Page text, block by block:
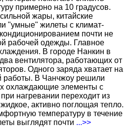
примерно на 10 градусов.
жары, китайские
"умные" жилеты с климат-
почти не
рабочей одежды. Главное
В городе Нанкин в
вентилятора, работающих от
Одного заряда хватает на
работы. В Чанчжоу решили
охлаждающие элементы с
нагревании переходит из
активно поглощая тепло.
температуру в течение
выглядят почти ...>>